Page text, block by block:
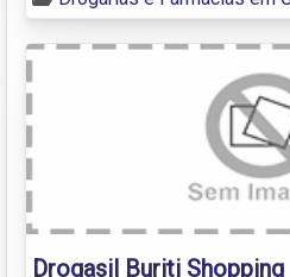
Drogasil Buriti Shopping